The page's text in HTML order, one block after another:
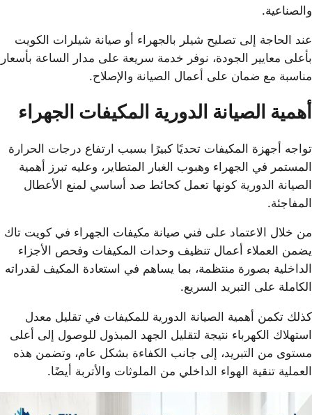
والصناعية.
عند الحاجة إلى تصليح شيلر بالجهراء أو صيانة شيلرات الكويت
بأعلى معايير الجودة، نوفر خدمة سريعة على مدار الساعة بأسعار
مناسبة مع ضمان على أعمال الصيانة والإصلاح.
أهمية الصيانة الدورية المكيفات الجهراء
تواجه أجهزة المكيفات تحديًا كبيرًا بسبب ارتفاع درجات الحرارة
المستمر في الجهراء وهبوب الغبار المتطاير، وعليه تبرز أهمية
الصيانة الدورية كونها تعمل كحائط صد أساسي لمنع الأعطال
المفاجئة.
من خلال الاعتماد على فني صيانة مكيفات الجهراء في كويت تاك
يضمن العملاء أعمال تنظيف وحدات المكيفات وفحص الأجزاء
الداخلية بصورة منتظمة، بما يساهم في استعادة المكيف لقدراته
الكاملة على التبريد السريع.
كذلك تكمن أهمية الصيانة الدورية للمكيفات في تقليل معدل
استهلاك الكهرباء نتيجة لتقليل الجهد المبذول للوصول إلى أعلى
مستوى من التبريد، إلى جانب الكفاءة بشكل عام، وتضمن هذه
العملية تنقية الهواء الداخلي من الملوثات والأتربة أيضًا.